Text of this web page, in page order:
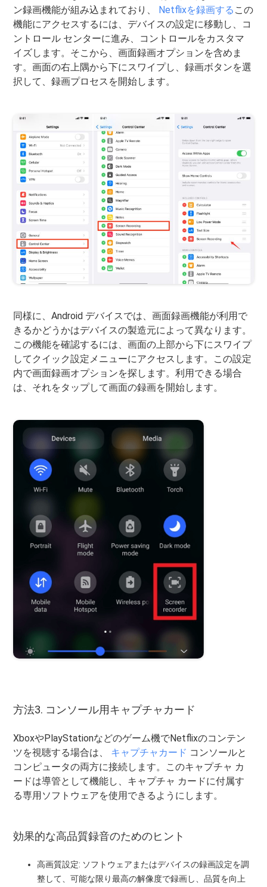
ン録画機能が組み込まれており、 Netflixを録画する この
機能にアクセスするには、デバイスの設定に移動し、コ
ントロール センターに進み、コントロールをカスタマ
イズします。そこから、画面録画オプションを含めま
す。画面の右上隅から下にスワイプし、録画ボタンを選
択して、録画プロセスを開始します。
同様に、Android デバイスでは、画面録画機能が利用で
きるかどうかはデバイスの製造元によって異なります。
この機能を確認するには、画面の上部から下にスワイプ
してクイック設定メニューにアクセスします。この設定
内で画面録画オプションを探します。利用できる場合
は、それをタップして画面の録画を開始します。
方法3. コンソール用キャプチャカード
XboxやPlayStationなどのゲーム機でNetflixのコンテン
ツを視聴する場合は、 キャプチャカード コンソールと
コンピュータの両方に接続します。このキャプチャ カ
ードは導管として機能し、キャプチャ カードに付属す
る専用ソフトウェアを使用できるようにします。
効果的な高品質録音のためのヒント
高画質設定: ソフトウェアまたはデバイスの録画設定を調
整して、可能な限り最高の解像度で録画し、品質を向上